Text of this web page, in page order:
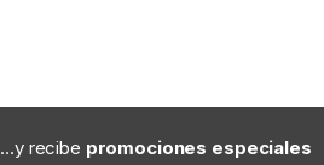
...y recibe promociones especiales